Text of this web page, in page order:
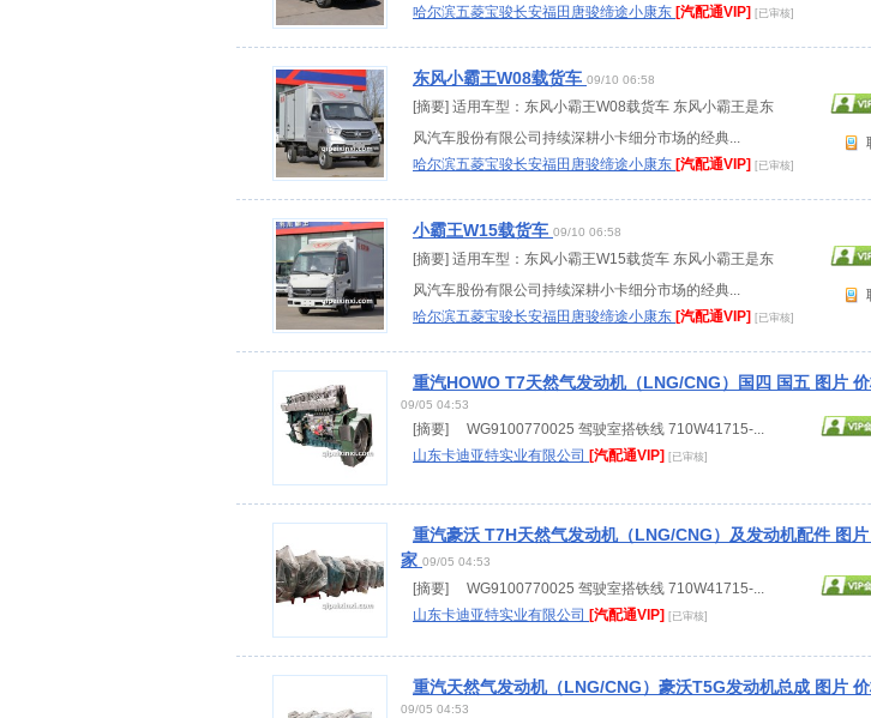
哈尔滨五菱宝骏长安福田唐骏缔途小康东 [汽配通VIP] [已审核]
东风小霸王W08载货车 09/10 06:58
[摘要] 适用车型：东风小霸王W08载货车 东风小霸王是东
风汽车股份有限公司持续深耕小卡细分市场的经典...
哈尔滨五菱宝骏长安福田唐骏缔途小康东 [汽配通VIP] [已审核]
小霸王W15载货车 09/10 06:58
[摘要] 适用车型：东风小霸王W15载货车 东风小霸王是东
风汽车股份有限公司持续深耕小卡细分市场的经典...
哈尔滨五菱宝骏长安福田唐骏缔途小康东 [汽配通VIP] [已审核]
重汽HOWO T7天然气发动机（LNG/CNG）国四 国五 图片
09/05 04:53
[摘要] WG9100770025 驾驶室搭铁线 710W41715-...
山东卡迪亚特实业有限公司 [汽配通VIP] [已审核]
重汽豪沃 T7H天然气发动机（LNG/CNG）及发动机配件 图
家 09/05 04:53
[摘要] WG9100770025 驾驶室搭铁线 710W41715-...
山东卡迪亚特实业有限公司 [汽配通VIP] [已审核]
重汽天然气发动机（LNG/CNG）豪沃T5G发动机总成 图片
09/05 04:53